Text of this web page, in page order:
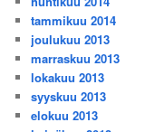
tammikuu 2014
joulukuu 2013
marraskuu 2013
lokakuu 2013
syyskuu 2013
elokuu 2013